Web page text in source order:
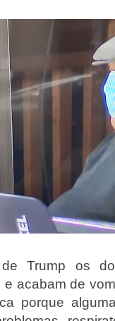
Trump os
acabam de
porque